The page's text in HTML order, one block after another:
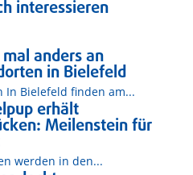
interessieren
anders an
in Bielefeld
In Bielefeld finden am...
erhält
Meilenstein für
werden in den...